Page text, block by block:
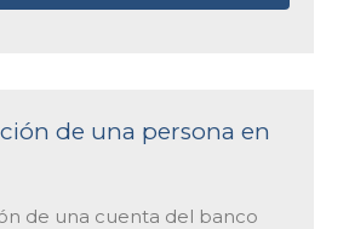
de una persona en
de una cuenta del banco